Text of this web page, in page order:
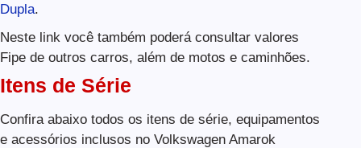
Dupla.
Neste link você também poderá consultar valores
Fipe de outros carros, além de motos e caminhões.
Itens de Série
Confira abaixo todos os itens de série, equipamentos
e acessórios inclusos no Volkswagen Amarok